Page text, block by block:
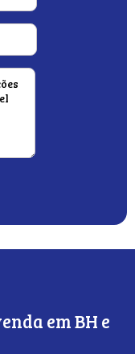
em BH e